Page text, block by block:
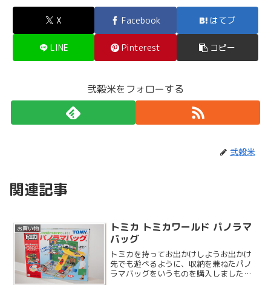
X Facebook はてブ
LINE Pinterest コピー
弐穀米をフォローする
弐穀米
関連記事
お買い物
トミカ トミカワールド パノラマ
バッグ
トミカを持ってお出かけしようお出かけ
先でも遊べるように、収納を兼ねたパノ
ラマバッグをいうものを購入しました。